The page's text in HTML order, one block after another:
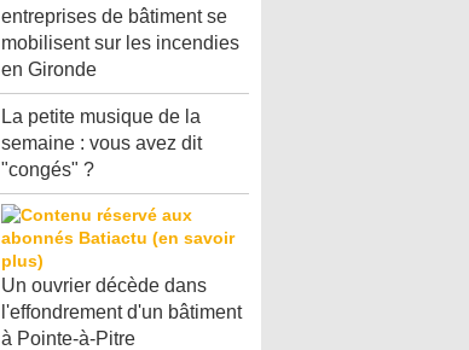
entreprises de bâtiment se
mobilisent sur les incendies
en Gironde
La petite musique de la
semaine : vous avez dit
"congés" ?
Un ouvrier décède dans
l'effondrement d'un bâtiment
à Pointe-à-Pitre